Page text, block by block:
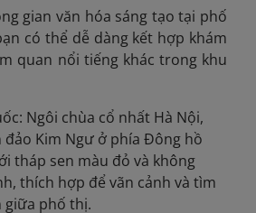
gian văn hóa sáng tạo tại phố
có thể dễ dàng kết hợp khám
quan nổi tiếng khác trong khu
Ngôi chùa cổ nhất Hà Nội,
Kim Ngư ở phía Đông hồ
tháp sen màu đỏ và không
thích hợp để vãn cảnh và tìm
giữa phố thị.